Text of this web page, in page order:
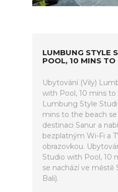
LUMBUNG STYLE
POOL, 10 MINS TO
Ubytování (Vily)
with Pool, 10 mins to
Lumbung Style
mins to the beach
destinaci Sanur a
bezplatným Wi-Fi a
obrazovkou.
Studio with Pool, 10
se nachází ve městě
Bali).